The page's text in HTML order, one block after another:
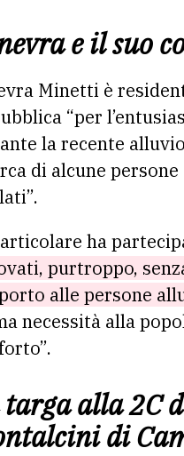
e il suo
Minetti è
“per
la recente
di alcune persone
ha
purtroppo,
alle persone
necessità alla
alla 2C
di